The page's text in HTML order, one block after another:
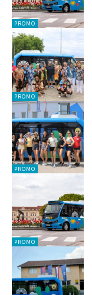
PROMO
PROMO
PROMO
PROMO